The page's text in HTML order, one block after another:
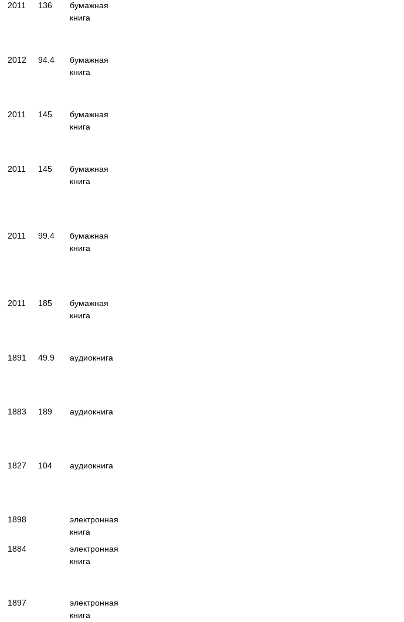
2011 136
бумажная
книга
2012 94.4
бумажная
книга
2011 145
бумажная
книга
2011 145
бумажная
книга
2011 99.4
бумажная
книга
2011 185
бумажная
книга
1891 49.9 аудиокнига
1883 189 аудиокнига
1827 104 аудиокнига
1898
электронная
книга
1884
электронная
книга
1897
электронная
книга